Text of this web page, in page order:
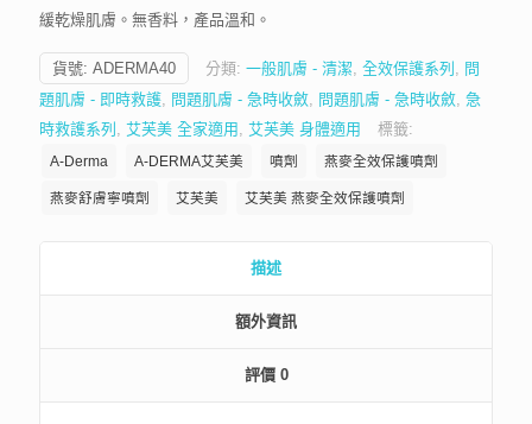
緩乾燥肌膚。無香料，產品溫和。
貨號: ADERMA40 分類: 一般肌膚 - 清潔, 全效保護系列 , 問
題肌膚 - 即時救護, 問題肌膚 - 急時收斂, 問題肌膚 - 急時收斂, 急
時救護系列 , 艾芙美 全家適用 , 艾芙美 身體適用 標籤:
A-Derma A-DERMA艾芙美 噴劑 燕麥全效保護噴劑
燕麥舒膚寧噴劑 艾芙美 艾芙美 燕麥全效保護噴劑
描述
額外資訊
評價 0